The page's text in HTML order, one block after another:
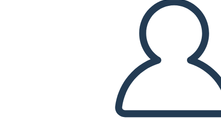
СОЗДАТЬ РАСКАДРОВКУ
ВОСПРОИЗВЕСТИ СЛАЙД-ШОУ
ПОЧИТАЙ МНЕ